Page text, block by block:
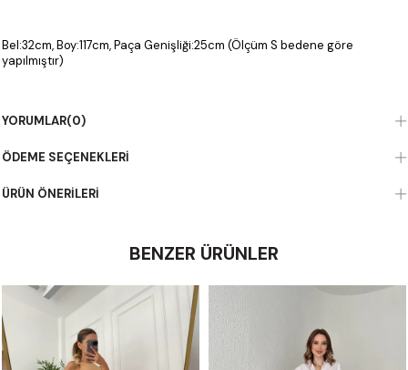
Bel:32cm, Boy:117cm, Paça Genişliği:25cm (Ölçüm S bedene göre
yapılmıştır)
Kumaş Bilgisi
%100 Polyester
YORUMLAR(0)
ÖDEME SEÇENEKLERI
ÜRÜN ÖNERILERI
BENZER ÜRÜNLER